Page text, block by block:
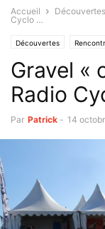
Accueil Découvertes
Cyclo …
Découvertes
Gravel «
Radio
Par Patrick - 14